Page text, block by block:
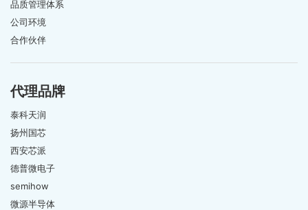
品质管理体系
公司环境
合作伙伴
代理品牌
泰科天润
扬州国芯
西安芯派
德普微电子
semihow
微源半导体